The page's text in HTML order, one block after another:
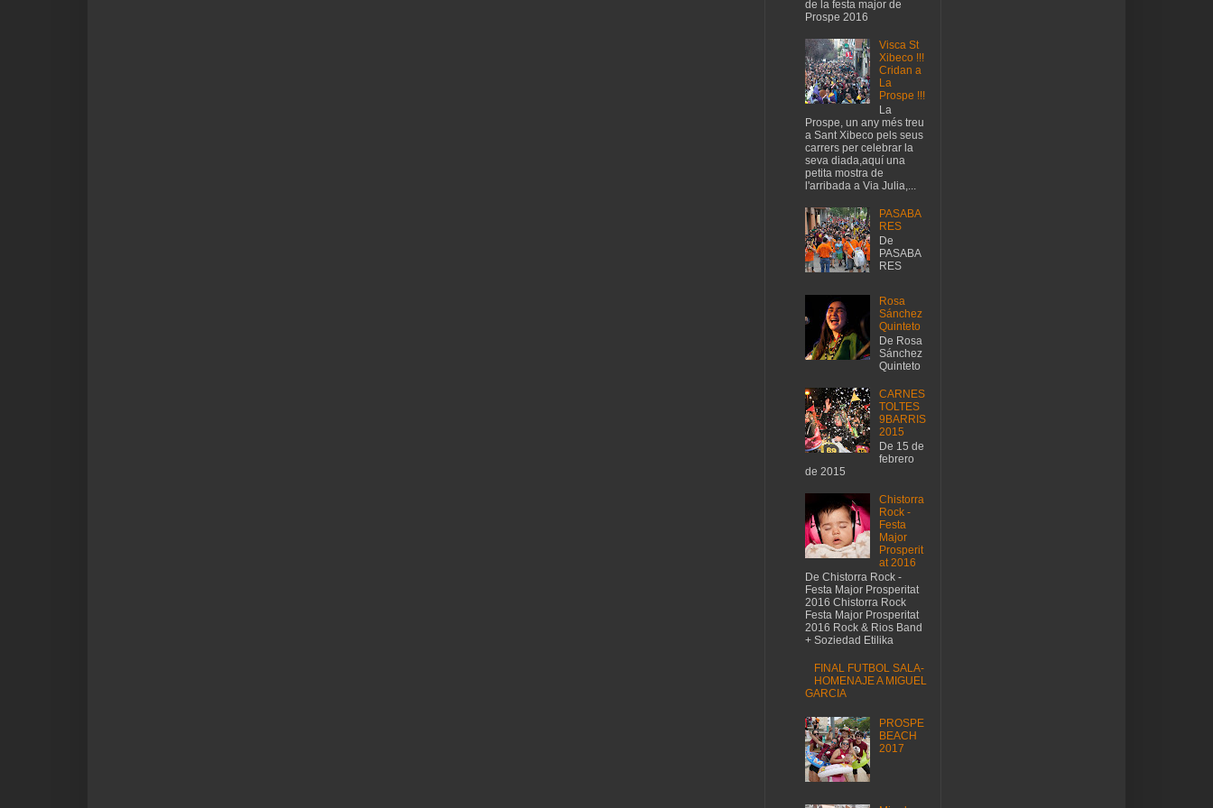
de la festa major de
Prospe 2016
Visca St
Xibeco !!!
Cridan a
La
Prospe !!!
La
Prospe, un any més treu
a Sant Xibeco pels seus
carrers per celebrar la
seva diada,aquí una
petita mostra de
l'arribada a Via Julia,...
PASABA
RES
De
PASABA
RES
Rosa
Sánchez
Quinteto
De Rosa
Sánchez
Quinteto
CARNES
TOLTES
9BARRIS
2015
De 15 de
febrero
de 2015
Chistorra
Rock -
Festa
Major
Prosperit
at 2016
De Chistorra Rock -
Festa Major Prosperitat
2016 Chistorra Rock
Festa Major Prosperitat
2016 Rock & Rios Band
+ Soziedad Etilika
FINAL FUTBOL SALA-
HOMENAJE A MIGUEL
GARCIA
PROSPE
BEACH
2017